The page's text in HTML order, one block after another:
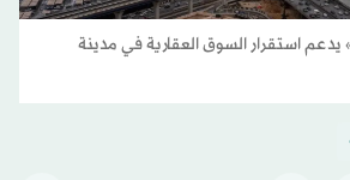
يدعم استقرار السوق العقارية في مدينة